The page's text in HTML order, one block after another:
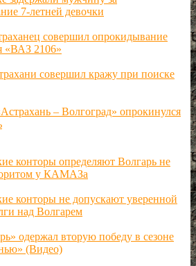
7-летней девочки
совершил опрокидывание
«ВАЗ 2106»
совершил кражу при поиске
– Волгоград» опрокинулся
конторы определяют Волгарь не
у КАМАЗа
конторы не допускают уверенной
над Волгарем
одержал вторую победу в сезоне
(Видео)